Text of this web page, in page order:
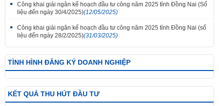
Công khai giải ngân kế hoạch đầu tư công năm 2025 tỉnh Đồng Nai (Số
liệu đến ngày 30/4/2025)(12/05/2025)
Công khai giải ngân kế hoạch đầu tư công năm 2025 tỉnh Đồng Nai (số
liệu đến ngày 28/2/2025)(31/03/2025)
TÌNH HÌNH ĐĂNG KÝ DOANH NGHIỆP
KẾT QUẢ THU HÚT ĐẦU TƯ